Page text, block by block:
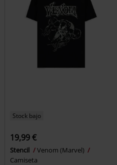
Stock bajo
19,99 €
Stencil
Venom (Marvel)
Camiseta